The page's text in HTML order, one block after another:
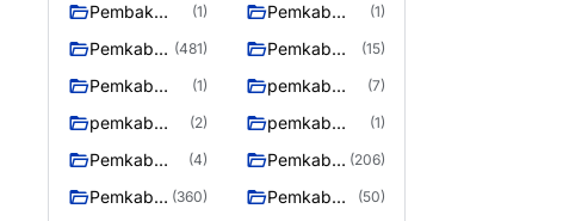
Pembak
Murung raya
(1)
Pemkab
(1)
Pemkab
Utara
(481)
Pemkab
(15)
Pemkab
(1)
pemkab
(7)
pemkab
(2)
pemkab
Raya
(1)
Pemkab
murung raya
(4)
Pemkab
raya
(206)
Pemkab
(360)
Pemkab
(50)